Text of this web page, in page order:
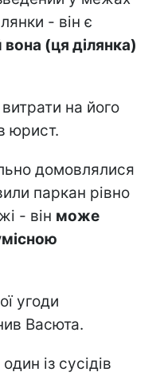
- він є
(ця ділянка)
на його
юрист.
домовлялися
паркан рівно
- він може
угоди
Васюта.
із сусідів